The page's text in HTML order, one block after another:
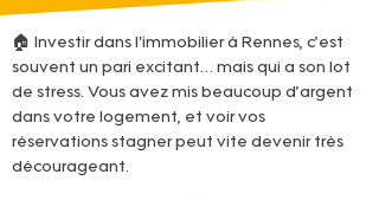
🏠 Investir dans l'immobilier à Rennes, c’est
souvent un pari excitant… mais qui a son lot
de stress. Vous avez mis beaucoup d’argent
dans votre logement, et voir vos
réservations stagner peut vite devenir très
décourageant.